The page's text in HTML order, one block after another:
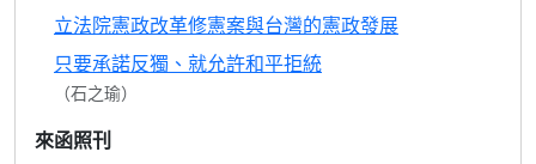
立法院憲政改革修憲案與台灣的憲政發展
只要承諾反獨、就允許和平拒統
（石之瑜）
來函照刊